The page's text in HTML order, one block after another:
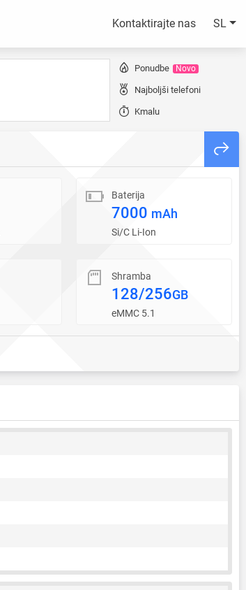
Kontaktirajte nas SL
Ponudbe Novo
Najboljši telefoni
Kmalu
Baterija
7000 mAh
Si/C Li-Ion
Shramba
128/256GB
eMMC 5.1